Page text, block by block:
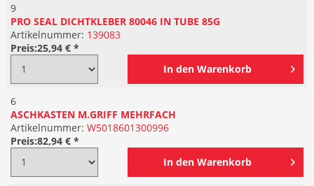
9
PRO SEAL DICHTKLEBER 80046 IN TUBE 85G
Artikelnummer: 139083
Preis:25,94 € *
In den Warenkorb
6
ASCHKASTEN M.GRIFF MEHRFACH
Artikelnummer: W5018601300996
Preis:82,94 € *
In den Warenkorb